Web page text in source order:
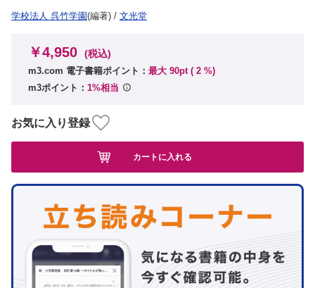
学校法人 呉竹学園(編著) / 文光堂
￥4,950 (税込)
m3.com 電子書籍ポイント： 最大 90pt ( 2 %)
m3ポイント： 1%相当
お気に入り登録
カートに入れる